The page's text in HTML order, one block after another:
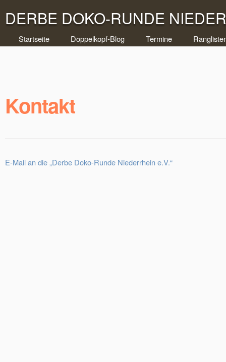
DERBE DOKO-RUNDE
Startseite Doppelkopf-Blog Termine
Kontakt
E-Mail an die „Derbe Doko-Runde Niederrhein e.V.“